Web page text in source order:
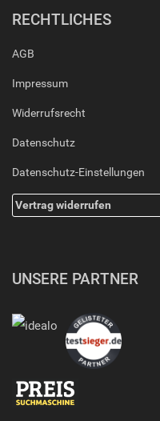
RECHTLICHES
AGB
Impressum
Widerrufsrecht
Datenschutz
Datenschutz-Einstellungen
Vertrag widerrufen
UNSERE PARTNER